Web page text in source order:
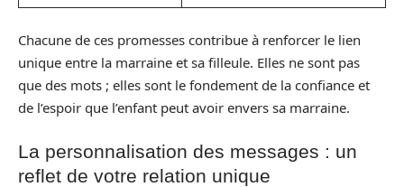
Chacune de ces promesses contribue à renforcer le lien
unique entre la marraine et sa filleule. Elles ne sont pas
que des mots ; elles sont le fondement de la confiance et
de l’espoir que l’enfant peut avoir envers sa marraine.
La personnalisation des messages : un
reflet de votre relation unique